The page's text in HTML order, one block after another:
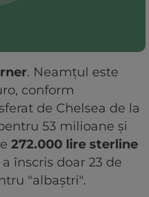
. Neamțul este
conform
de Chelsea de la
53 milioane și
272.000 lire sterline
înscris doar 23 de
"albaștri".